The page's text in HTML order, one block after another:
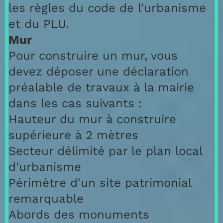
les règles du code de l'urbanisme
et du PLU.
Mur
Pour construire un mur, vous
devez déposer une déclaration
préalable de travaux à la mairie
dans les cas suivants :
Hauteur du mur à construire
supérieure à 2 mètres
Secteur délimité par le plan local
d'urbanisme
Périmètre d'un site patrimonial
remarquable
Abords des monuments